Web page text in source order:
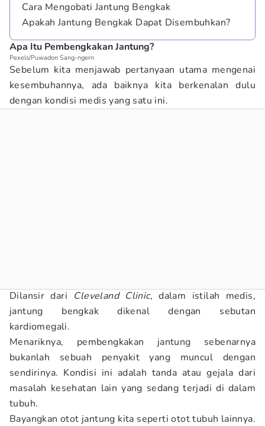
Cara Mengobati Jantung Bengkak
Apakah Jantung Bengkak Dapat Disembuhkan?
Apa Itu Pembengkakan Jantung?
Pexels/Puwadon Sang-ngern
Sebelum kita menjawab pertanyaan utama mengenai
kesembuhannya, ada baiknya kita berkenalan dulu
dengan kondisi medis yang satu ini.
Dilansir dari Cleveland Clinic, dalam istilah medis,
jantung bengkak dikenal dengan sebutan
kardiomegali.
Menariknya, pembengkakan jantung sebenarnya
bukanlah sebuah penyakit yang muncul dengan
sendirinya. Kondisi ini adalah tanda atau gejala dari
masalah kesehatan lain yang sedang terjadi di dalam
tubuh.
Bayangkan otot jantung kita seperti otot tubuh lainnya.